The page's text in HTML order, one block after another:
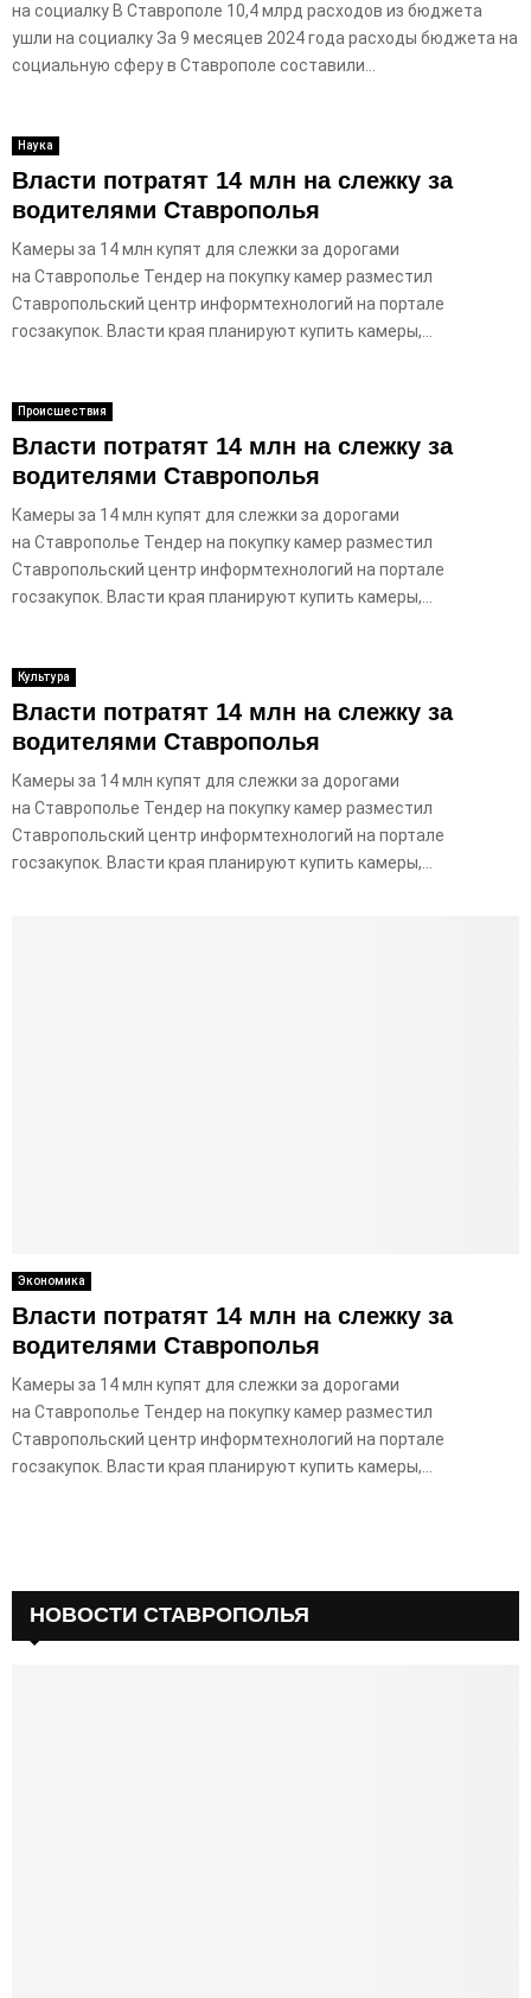
на социалку В Ставрополе 10,4 млрд расходов из бюджета
ушли на социалку За 9 месяцев 2024 года расходы бюджета на
социальную сферу в Ставрополе составили...
Наука
Власти потратят 14 млн на слежку за
водителями Ставрополья
Камеры за 14 млн купят для слежки за дорогами
на Ставрополье Тендер на покупку камер разместил
Ставропольский центр информтехнологий на портале
госзакупок. Власти края планируют купить камеры,...
Происшествия
Власти потратят 14 млн на слежку за
водителями Ставрополья
Камеры за 14 млн купят для слежки за дорогами
на Ставрополье Тендер на покупку камер разместил
Ставропольский центр информтехнологий на портале
госзакупок. Власти края планируют купить камеры,...
Культура
Власти потратят 14 млн на слежку за
водителями Ставрополья
Камеры за 14 млн купят для слежки за дорогами
на Ставрополье Тендер на покупку камер разместил
Ставропольский центр информтехнологий на портале
госзакупок. Власти края планируют купить камеры,...
Экономика
Власти потратят 14 млн на слежку за
водителями Ставрополья
Камеры за 14 млн купят для слежки за дорогами
на Ставрополье Тендер на покупку камер разместил
Ставропольский центр информтехнологий на портале
госзакупок. Власти края планируют купить камеры,...
НОВОСТИ СТАВРОПОЛЬЯ